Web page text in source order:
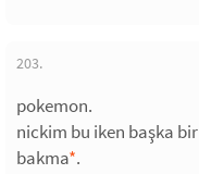
203.
pokemon.
nickim bu iken başka
bakma*.